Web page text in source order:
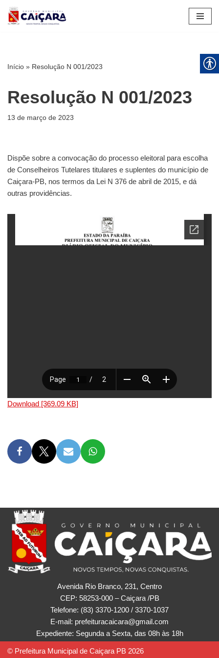
Pular
Início » Resolução N 001/2023
Resolução N 001/2023
13 de março de 2023
Dispõe sobre a convocação do processo eleitoral para escolha
de Conselheiros Tutelares titulares e suplentes do município de
Caiçara-PB, nos termos da Lei N 376 de abril de 2015, e dá
outras providências.
Download [369.09 KB]
Avenida Rio Branco, 231, Centro
CEP: 58253-000 – Caiçara /PB
Telefone: (83) 3370-1200 / 3370-1037
E-mail: prefeituracaicara@gmail.com
Expediente: Segunda a Sexta, das 08h às 18h
© Prefeitura Municipal de Caiçara PB 2026